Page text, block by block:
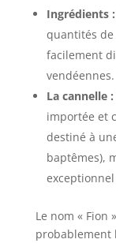
Ingrédients :
quantités
facilement
vendéennes.
La cannelle :
importée et
destiné à
baptêmes),
Le nom « Fion
probablement